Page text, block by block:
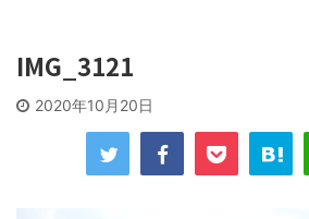
IMG_3121
2020年10月20日